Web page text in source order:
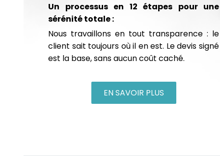
Un processus en 12 étapes pour une
sérénité totale :
Nous travaillons en tout transparence : le
client sait toujours où il en est. Le devis signé
est la base, sans aucun coût caché.
EN SAVOIR PLUS